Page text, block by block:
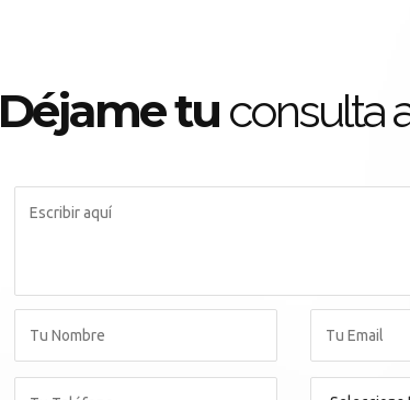
Déjame tu consulta